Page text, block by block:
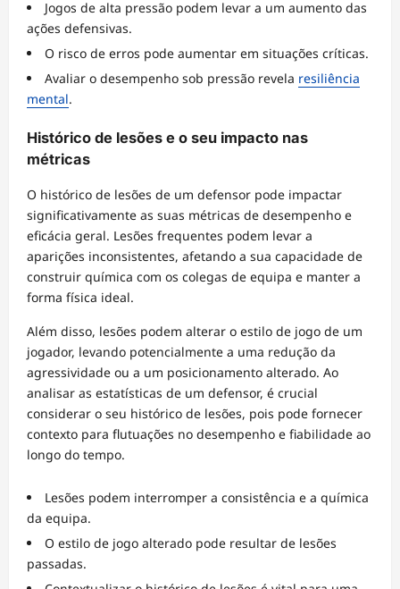
Jogos de alta pressão podem levar a um aumento das
ações defensivas.
O risco de erros pode aumentar em situações críticas.
Avaliar o desempenho sob pressão revela resiliência
mental.
Histórico de lesões e o seu impacto nas
métricas
O histórico de lesões de um defensor pode impactar
significativamente as suas métricas de desempenho e
eficácia geral. Lesões frequentes podem levar a
aparições inconsistentes, afetando a sua capacidade de
construir química com os colegas de equipa e manter a
forma física ideal.
Além disso, lesões podem alterar o estilo de jogo de um
jogador, levando potencialmente a uma redução da
agressividade ou a um posicionamento alterado. Ao
analisar as estatísticas de um defensor, é crucial
considerar o seu histórico de lesões, pois pode fornecer
contexto para flutuações no desempenho e fiabilidade ao
longo do tempo.
Lesões podem interromper a consistência e a química
da equipa.
O estilo de jogo alterado pode resultar de lesões
passadas.